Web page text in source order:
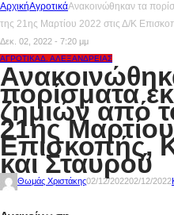
ΑρχικήΑγροτικάΑνακοινώθηκαν τα
της 21ης Μαρτίου 2022 στις Δ/Κ
Δεκ. 02, 2022 - 7:20 μμ
ΑΓΡΟΤΙΚΆΔ. ΑΛΕΞΆΝΔΡΕΙΑΣ
πορίσματα
ζημιών από
21ης
Επισκοπής,
και Σταυρού
Θωμάς Χριστάκης02/12/202202/12/2022